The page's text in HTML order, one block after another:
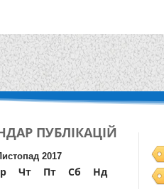
ПУБЛІКАЦІЙ
2017
Чт Пт Сб
Нд